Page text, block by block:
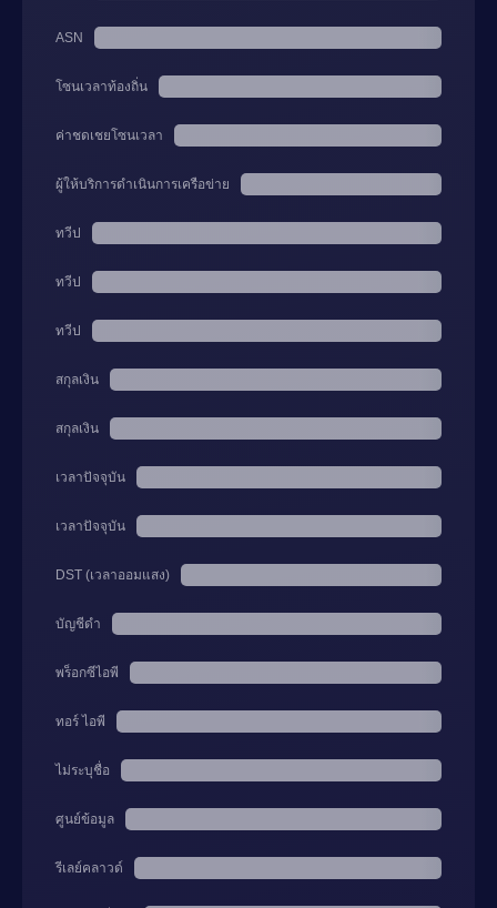
ASN
โซนเวลาท้องถิ่น
ค่าชดเชยโซนเวลา
ผู้ให้บริการดำเนินการเครือข่าย
ทวีป
ทวีป
ทวีป
สกุลเงิน
สกุลเงิน
เวลาปัจจุบัน
เวลาปัจจุบัน
DST (เวลาออมแสง)
บัญชีดำ
พร็อกซีไอพี
ทอร์ ไอพี
ไม่ระบุชื่อ
ศูนย์ข้อมูล
รีเลย์คลาวด์